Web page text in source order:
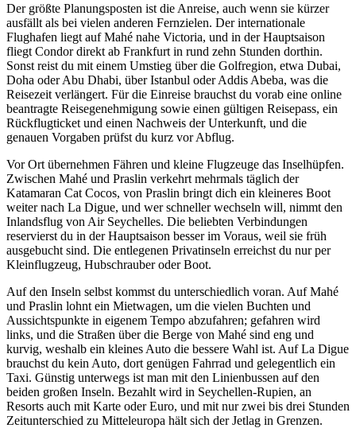
Der größte Planungsposten ist die Anreise, auch wenn sie kürzer
ausfällt als bei vielen anderen Fernzielen. Der internationale
Flughafen liegt auf Mahé nahe Victoria, und in der Hauptsaison
fliegt Condor direkt ab Frankfurt in rund zehn Stunden dorthin.
Sonst reist du mit einem Umstieg über die Golfregion, etwa Dubai,
Doha oder Abu Dhabi, über Istanbul oder Addis Abeba, was die
Reisezeit verlängert. Für die Einreise brauchst du vorab eine online
beantragte Reisegenehmigung sowie einen gültigen Reisepass, ein
Rückflugticket und einen Nachweis der Unterkunft, und die
genauen Vorgaben prüfst du kurz vor Abflug.
Vor Ort übernehmen Fähren und kleine Flugzeuge das Inselhüpfen.
Zwischen Mahé und Praslin verkehrt mehrmals täglich der
Katamaran Cat Cocos, von Praslin bringt dich ein kleineres Boot
weiter nach La Digue, und wer schneller wechseln will, nimmt den
Inlandsflug von Air Seychelles. Die beliebten Verbindungen
reservierst du in der Hauptsaison besser im Voraus, weil sie früh
ausgebucht sind. Die entlegenen Privatinseln erreichst du nur per
Kleinflugzeug, Hubschrauber oder Boot.
Auf den Inseln selbst kommst du unterschiedlich voran. Auf Mahé
und Praslin lohnt ein Mietwagen, um die vielen Buchten und
Aussichtspunkte in eigenem Tempo abzufahren; gefahren wird
links, und die Straßen über die Berge von Mahé sind eng und
kurvig, weshalb ein kleines Auto die bessere Wahl ist. Auf La Digue
brauchst du kein Auto, dort genügen Fahrrad und gelegentlich ein
Taxi. Günstig unterwegs ist man mit den Linienbussen auf den
beiden großen Inseln. Bezahlt wird in Seychellen-Rupien, an
Resorts auch mit Karte oder Euro, und mit nur zwei bis drei Stunden
Zeitunterschied zu Mitteleuropa hält sich der Jetlag in Grenzen.